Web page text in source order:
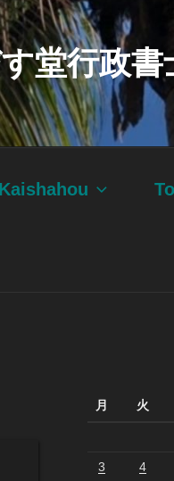
堂行政書
Kaishahou
月 火
3 4